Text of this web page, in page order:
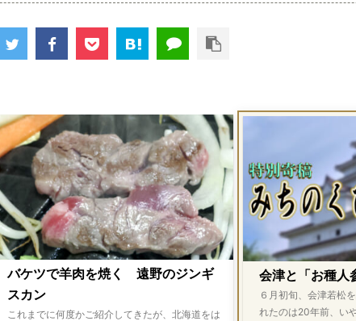
バケツで羊肉を焼く 遠野のジンギ
スカン
これまでに何度かご紹介してきたが、北海道をは
会津と「お種人
６月初旬、会津若松
れたのは20年前、い